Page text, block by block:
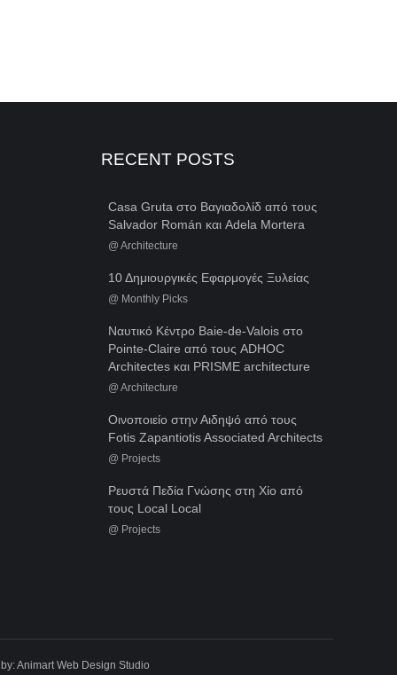
RECENT POSTS
Casa Gruta στο Βαγιαδολίδ από τους
Salvador Román και Adela Mortera
@ Architecture
10 Δημιουργικές Εφαρμογές Ξυλείας
@ Monthly Picks
Ναυτικό Κέντρο Baie-de-Valois στο
Pointe-Claire από τους ADHOC
Architectes και PRISME architecture
@ Architecture
Οινοποιείο στην Αιδηψό από τους
Fotis Zapantiotis Associated Architects
@ Projects
Ρευστά Πεδία Γνώσης στη Χίο από
τους Local Local
@ Projects
Animart Web Design Studio